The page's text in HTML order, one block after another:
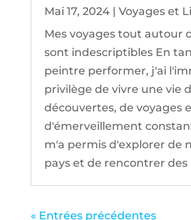
Mai 17, 2024| Voyages et
Mes voyages tout autour
sont indescriptibles En
peintre performer, j'ai
privilège de vivre une vie
découvertes, de voyages
d'émerveillement
m'a permis d'explorer de
pays et de rencontrer des
« Entrées précédentes